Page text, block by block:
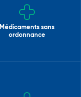
Médicaments sans
ordonnance